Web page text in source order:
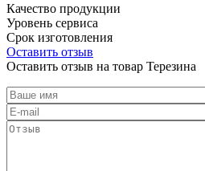
Качество продукции
Уровень сервиса
Срок изготовления
Оставить отзыв
Оставить отзыв на товар Терезина